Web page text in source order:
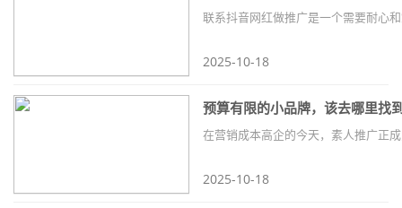
2025-10-18
预算有限的小品牌，该去哪里找
2025-10-18